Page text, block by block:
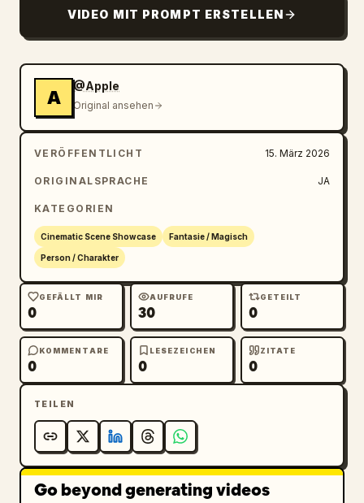
VIDEO MIT PROMPT ERSTELLEN
A
@Apple
Original ansehen
VERÖFFENTLICHT 15. März 2026
ORIGINALSPRACHE JA
KATEGORIEN
Cinematic Scene Showcase Fantasie / Magisch
Person / Charakter
GEFÄLLT MIR
0
AUFRUFE
30
GETEILT
0
KOMMENTARE
0
LESEZEICHEN
0
ZITATE
0
TEILEN
Go beyond generating videos